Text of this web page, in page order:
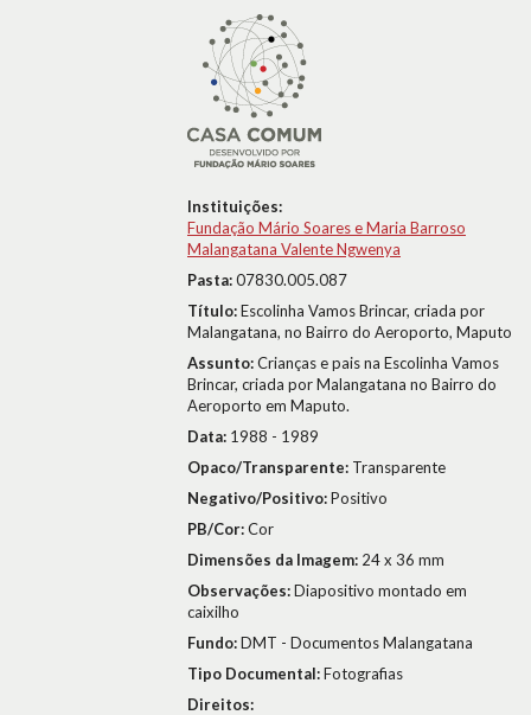
Instituições:
Fundação Mário Soares e Maria Barroso
Malangatana Valente Ngwenya
Pasta:07830.005.087
Título:Escolinha Vamos Brincar, criada por
Malangatana, no Bairro do Aeroporto, Maputo
Assunto:Crianças e pais na Escolinha Vamos
Brincar, criada por Malangatana no Bairro do
Aeroporto em Maputo.
Data: 1988 - 1989
Opaco/Transparente: Transparente
Negativo/Positivo:Positivo
PB/Cor:Cor
Dimensões da Imagem: 24 x 36 mm
Observações:Diapositivo montado em
caixilho
Fundo:DMT - Documentos Malangatana
Tipo Documental:Fotografias
Direitos: